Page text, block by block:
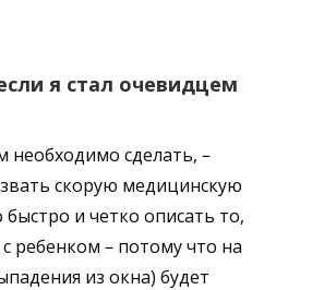
я стал очевидцем
необходимо сделать, –
скорую медицинскую
и четко описать то,
ребенком – потому что на
из окна) будет